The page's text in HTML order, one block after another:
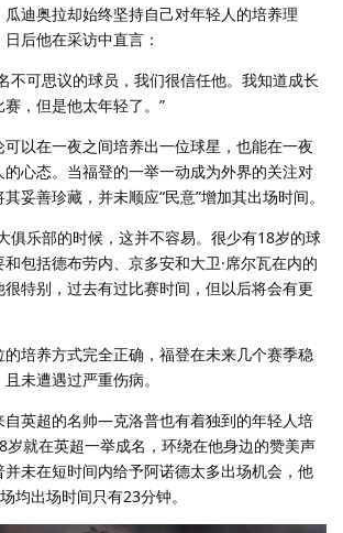
迪奥拉却始终坚持自己对年轻人的培养理
后他在采访中直言：
不可思议的球员，我们很信任他。我知道成长
，但是他太年轻了。”
可以在一夜之间培养出一位球星，也能在一夜
心态。当福登的一举一动成为外界的关注对
妥善珍藏，并未顺应“民意”增加其出场时间。
俱乐部的时候，这并不容易。很少有18岁的球
包括德布劳内、京多安和大卫·席尔瓦在内的
特别，过去有过比赛时间，但以后将会有更
培养方式完全正确，福登在未来几个赛季稳
未遭遇过严重伤病。
自英超的名帅—克洛普也有着独到的年轻人培
岁就在英超一举成名，环绕在他身边的赞美声
未在短时间内给予阿诺德太多出场机会，他
均出场时间只有23分钟。